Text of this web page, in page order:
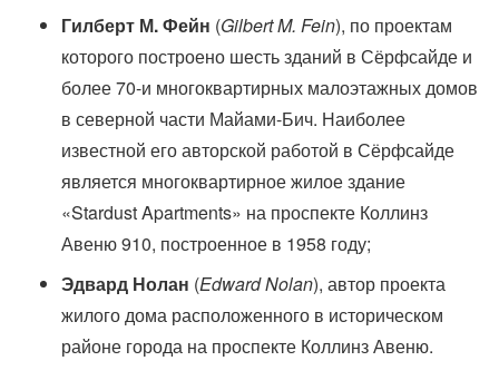
Гилберт М. Фейн (Gilbert M. Fein), по проектам
которого построено шесть зданий в Сёрфсайде и
более 70-и многоквартирных малоэтажных домов
в северной части Майами-Бич. Наиболее
известной его авторской работой в Сёрфсайде
является многоквартирное жилое здание
«Stardust Apartments» на проспекте Коллинз
Авеню 910, построенное в 1958 году;
Эдвард Нолан (Edward Nolan), автор проекта
жилого дома расположенного в историческом
районе города на проспекте Коллинз Авеню.